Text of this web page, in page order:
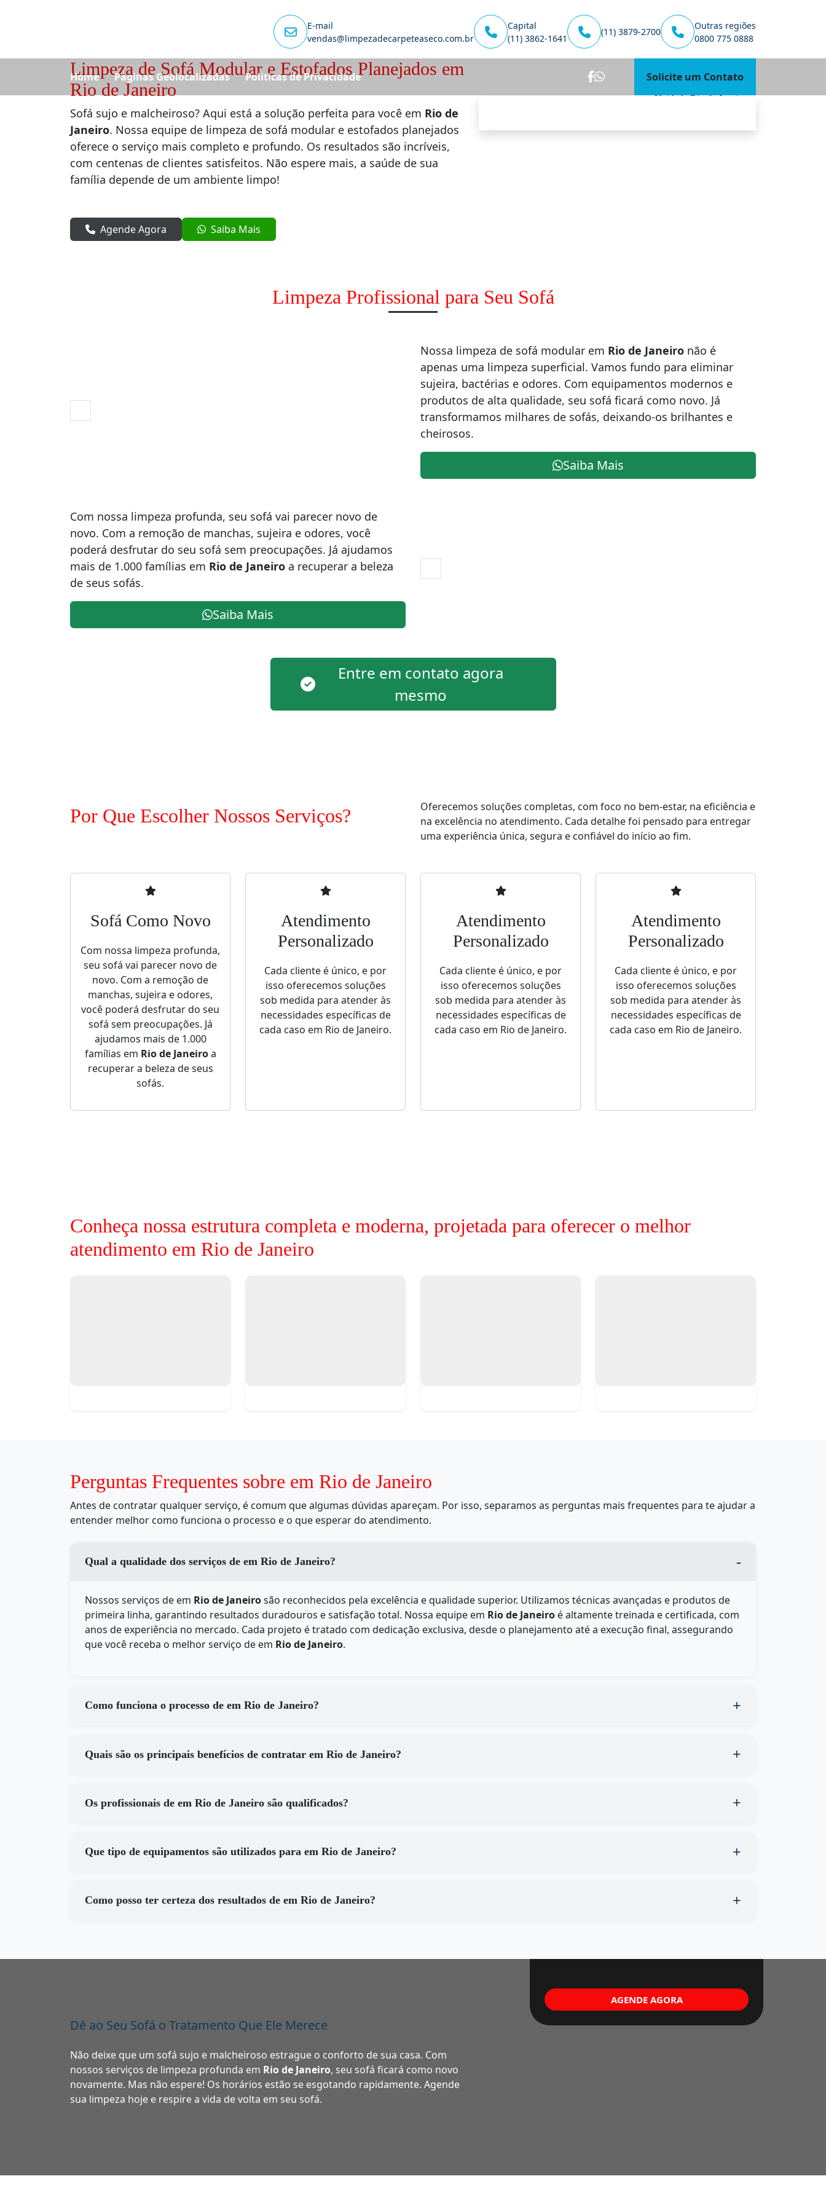
E-mail
vendas@limpezadecarpeteaseco.com.br
Capital
(11) 3862-1641
(11) 3879-2700
Outras regiões
0800 775 0888
Home Páginas Geolocalizadas Politicas de Privacidade Solicite um Contato
Unidade Rio de Janeiro
Limpeza de Sofá Modular e Estofados Planejados em
Rio de Janeiro
Sofá sujo e malcheiroso? Aqui está a solução perfeita para você em Rio de
Janeiro. Nossa equipe de limpeza de sofá modular e estofados planejados
oferece o serviço mais completo e profundo. Os resultados são incríveis,
com centenas de clientes satisfeitos. Não espere mais, a saúde de sua
família depende de um ambiente limpo!
Agende Agora Saiba Mais
Limpeza Profissional para Seu Sofá
Nossa limpeza de sofá modular em Rio de Janeiro não é
apenas uma limpeza superficial. Vamos fundo para eliminar
sujeira, bactérias e odores. Com equipamentos modernos e
produtos de alta qualidade, seu sofá ficará como novo. Já
transformamos milhares de sofás, deixando-os brilhantes e
cheirosos.
Saiba Mais
Com nossa limpeza profunda, seu sofá vai parecer novo de
novo. Com a remoção de manchas, sujeira e odores, você
poderá desfrutar do seu sofá sem preocupações. Já ajudamos
mais de 1.000 famílias em Rio de Janeiro a recuperar a beleza
de seus sofás.
Saiba Mais
Entre em contato agora
mesmo
Por Que Escolher Nossos Serviços?
Oferecemos soluções completas, com foco no bem-estar, na eficiência e
na excelência no atendimento. Cada detalhe foi pensado para entregar
uma experiência única, segura e confiável do início ao fim.
Sofá Como Novo
Com nossa limpeza profunda,
seu sofá vai parecer novo de
novo. Com a remoção de
manchas, sujeira e odores,
você poderá desfrutar do seu
sofá sem preocupações. Já
ajudamos mais de 1.000
famílias em Rio de Janeiroa
recuperar a beleza de seus
sofás.
Atendimento
Personalizado
Cada cliente é único, e por
isso oferecemos soluções
sob medida para atender às
necessidades específicas de
cada caso em Rio de Janeiro.
Atendimento
Personalizado
Cada cliente é único, e por
isso oferecemos soluções
sob medida para atender às
necessidades específicas de
cada caso em Rio de Janeiro.
Atendimento
Personalizado
Cada cliente é único, e por
isso oferecemos soluções
sob medida para atender às
necessidades específicas de
cada caso em Rio de Janeiro.
Conheça nossa estrutura completa e moderna, projetada para oferecer o melhor
atendimento em Rio de Janeiro
Perguntas Frequentes sobre em Rio de Janeiro
Antes de contratar qualquer serviço, é comum que algumas dúvidas apareçam. Por isso, separamos as perguntas mais frequentes para te ajudar a
entender melhor como funciona o processo e o que esperar do atendimento.
Qual a qualidade dos serviços de em Rio de Janeiro?
Nossos serviços de em Rio de Janeirosão reconhecidos pela excelência e qualidade superior. Utilizamos técnicas avançadas e produtos de
primeira linha, garantindo resultados duradouros e satisfação total. Nossa equipe em Rio de Janeiro é altamente treinada e certificada, com
anos de experiência no mercado. Cada projeto é tratado com dedicação exclusiva, desde o planejamento até a execução final, assegurando
que você receba o melhor serviço de em Rio de Janeiro.
Como funciona o processo de em Rio de Janeiro?
Quais são os principais benefícios de contratar em Rio de Janeiro?
Os profissionais de em Rio de Janeiro são qualificados?
Que tipo de equipamentos são utilizados para em Rio de Janeiro?
Como posso ter certeza dos resultados de em Rio de Janeiro?
Dê ao Seu Sofá o Tratamento Que Ele Merece
Não deixe que um sofá sujo e malcheiroso estrague o conforto de sua casa. Com
nossos serviços de limpeza profunda em Rio de Janeiro, seu sofá ficará como novo
novamente. Mas não espere! Os horários estão se esgotando rapidamente. Agende
sua limpeza hoje e respire a vida de volta em seu sofá.
AGENDE AGORA